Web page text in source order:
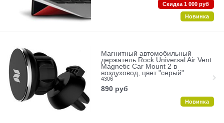
Скидка 1 000 руб
Новинка
Магнитный автомобильный
держатель Rock Universal Air Vent
Magnetic Car Mount 2 в
воздуховод, цвет "серый"
4306
890 руб
Новинка